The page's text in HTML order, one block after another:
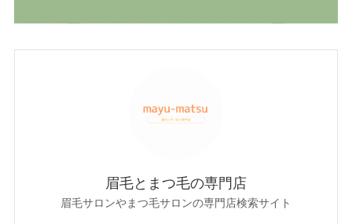
眉毛とまつ毛の専門店
眉毛サロンやまつ毛サロンの専門店検索サイト